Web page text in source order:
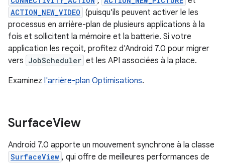
ACTION_NEW_VIDEO (puisqu'ils peuvent activer le les
processus en arrière-plan de plusieurs applications à la
fois et sollicitent la mémoire et la batterie. Si votre
application les reçoit, profitez d'Android 7.0 pour migrer
vers JobScheduler et les API associées à la place.
Examinez l'arrière-plan Optimisations.
SurfaceView
Android 7.0 apporte un mouvement synchrone à la classe
SurfaceView , qui offre de meilleures performances de